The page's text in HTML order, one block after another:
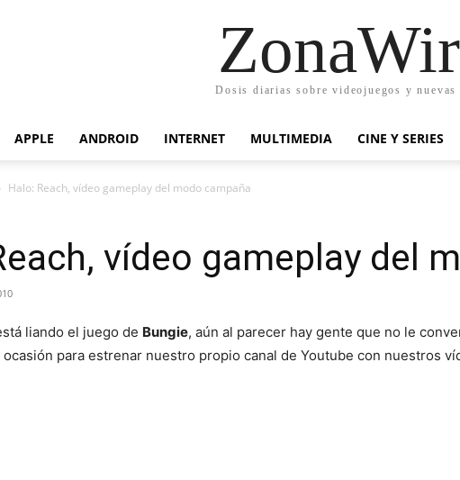
Dosis diarias sobre videojuegos y nuevas
APPLE ANDROID INTERNET MULTIMEDIA CINE Y SERIES
Halo: Reach, vídeo gameplay del modo campaña
vídeo gameplay del
liando el juego de Bungie, aún al parecer hay gente que no le
para estrenar nuestro propio canal de Youtube con nuestros